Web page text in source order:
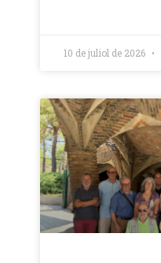
10 de juliol de 2026